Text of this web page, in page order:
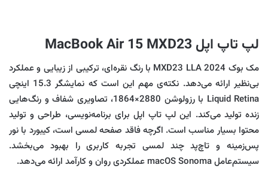
لپ تاپ اپل MacBook Air 15 MXD23
مک بوک MXD23 LLA 2024 با رنگ نقره‌ای، ترکیبی از زیبایی و عملکرد
بی‌نظیر ارائه می‌دهد. نکته‌ی مهم این است که نمایشگر 15.3 اینچی
Liquid Retina با رزولوشن 2880×1864، تصاویری شفاف و رنگ‌هایی
زنده تولید می‌کند. این لپ تاپ اپل برای برنامه‌نویسی، طراحی و تولید
محتوا بسیار مناسب است. اگرچه فاقد صفحه لمسی است، کیبورد با نور
پس‌زمینه و تاچ‌پد چند لمسی تجربه کاربری را بهبود می‌بخشد.
سیستم‌عامل macOS Sonoma عملکردی روان و کارآمد ارائه می‌دهد.